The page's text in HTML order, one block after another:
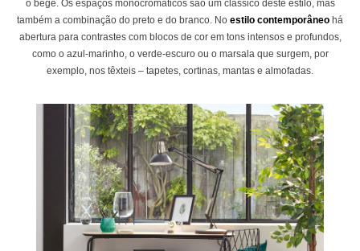
o bege. Os espaços monocromáticos são um clássico deste estilo, mas
também a combinação do preto e do branco. No estilo contemporâneo há
abertura para contrastes com blocos de cor em tons intensos e profundos,
como o azul-marinho, o verde-escuro ou o marsala que surgem, por
exemplo, nos têxteis – tapetes, cortinas, mantas e almofadas.